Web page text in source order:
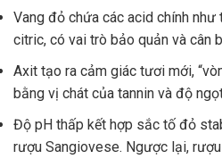
Vang đỏ chứa các acid chính
citric, có vai trò bảo quản và cân
Axit tạo ra cảm giác tươi mới,
bằng vị chát của tannin và độ
Độ pH thấp kết hợp sắc tố đỏ
rượu Sangiovese. Ngược lại,